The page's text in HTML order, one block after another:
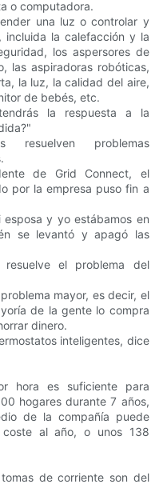
o computadora.
una luz o controlar y
incluida la calefacción y la
los aspersores de
las aspiradoras robóticas,
la luz, la calidad del aire,
de bebés, etc.
la respuesta a la
resuelven problemas
de Grid Connect, el
por la empresa puso fin a
y yo estábamos en
se levantó y apagó las
el problema del
mayor, es decir, el
de la gente lo compra
dinero.
inteligentes, dice
hora es suficiente para
hogares durante 7 años,
de la compañía puede
al año, o unos 138
de corriente son del